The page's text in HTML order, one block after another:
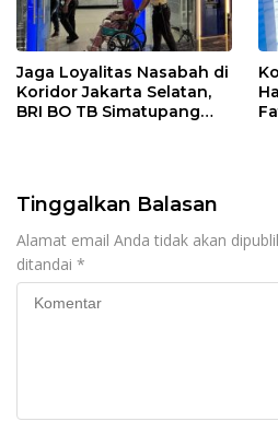
Jaga Loyalitas Nasabah di
Koridor Jakarta Selatan,
BRI BO TB Simatupang
Tinggalkan Balasan
Alamat email Anda tidak akan
ditandai *